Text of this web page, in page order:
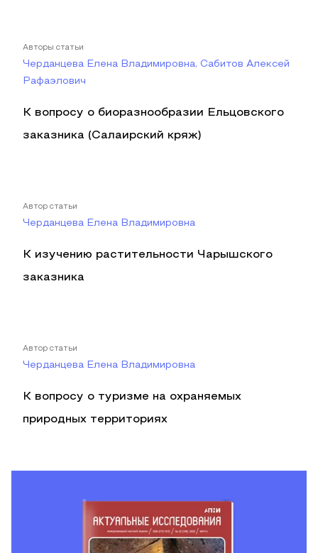
Авторы статьи
Черданцева Елена Владимировна, Сабитов Алексей
Рафаэлович
К вопросу о биоразнообразии Ельцовского
заказника (Салаирский кряж)
Автор статьи
Черданцева Елена Владимировна
К изучению растительности Чарышского
заказника
Автор статьи
Черданцева Елена Владимировна
К вопросу о туризме на охраняемых
природных территориях